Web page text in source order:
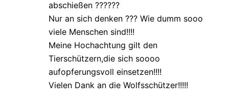
abschießen ??????
Nur an sich denken ??? Wie dumm sooo
viele Menschen sind!!!!
Meine Hochachtung gilt den
Tierschützern,die sich soooo
aufopferungsvoll einsetzen!!!!
Vielen Dank an die Wolfsschützer!!!!!